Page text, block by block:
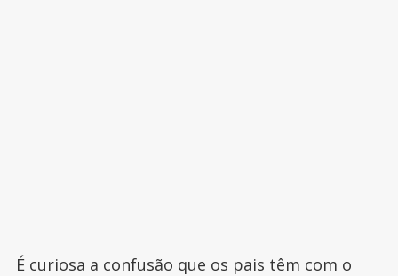
É curiosa a confusão que os pais têm com o